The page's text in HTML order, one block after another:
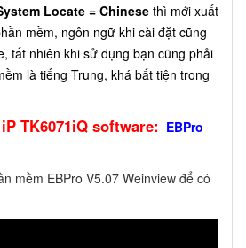
Locate = Chinese thì mới xuất
mềm, ngôn ngữ khi cài đặt cũng
tất nhiên khi sử dụng bạn cũng phải
là tiếng Trung, khá bất tiện trong
TK6071iQ software: EBPro
mềm EBPro V5.07 Weinview để có